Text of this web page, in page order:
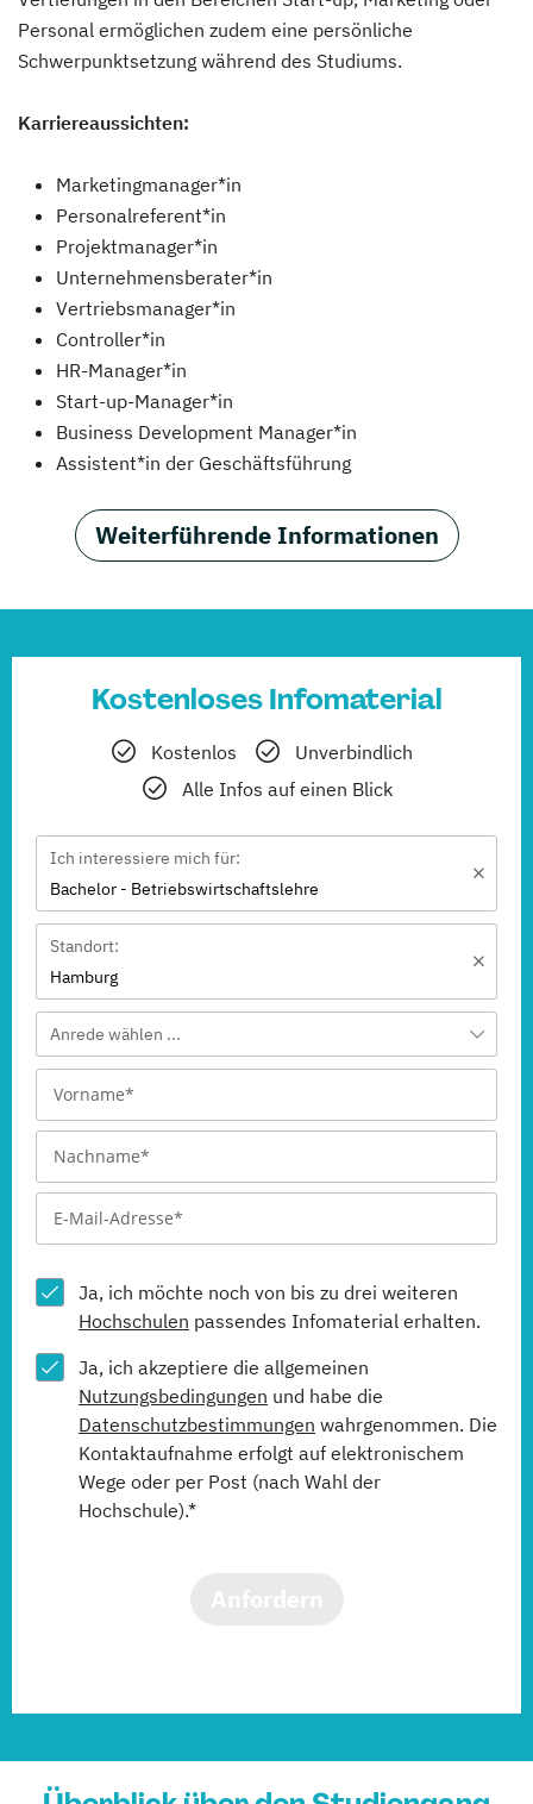
Personal ermöglichen zudem eine persönliche
Schwerpunktsetzung während des Studiums.
Karriereaussichten:
Marketingmanager*in
Personalreferent*in
Projektmanager*in
Unternehmensberater*in
Vertriebsmanager*in
Controller*in
HR-Manager*in
Start-up-Manager*in
Business Development Manager*in
Assistent*in der Geschäftsführung
Weiterführende Informationen
Kostenloses Infomaterial
Kostenlos
Unverbindlich
Alle Infos auf einen Blick
Ich interessiere mich für:
Bachelor - Betriebswirtschaftslehre
Standort:
Hamburg
Anrede wählen ...
Ja, ich möchte noch von bis zu drei weiteren
Hochschulen passendes Infomaterial erhalten.
Ja, ich akzeptiere die allgemeinen
Nutzungsbedingungen und habe die
Datenschutzbestimmungen wahrgenommen. Die
Kontaktaufnahme erfolgt auf elektronischem
Wege oder per Post (nach Wahl der
Hochschule).*